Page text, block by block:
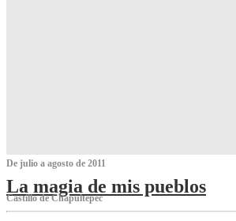
De julio a agosto de 2011
La magia de mis pueblos
Castillo de Chapultepec